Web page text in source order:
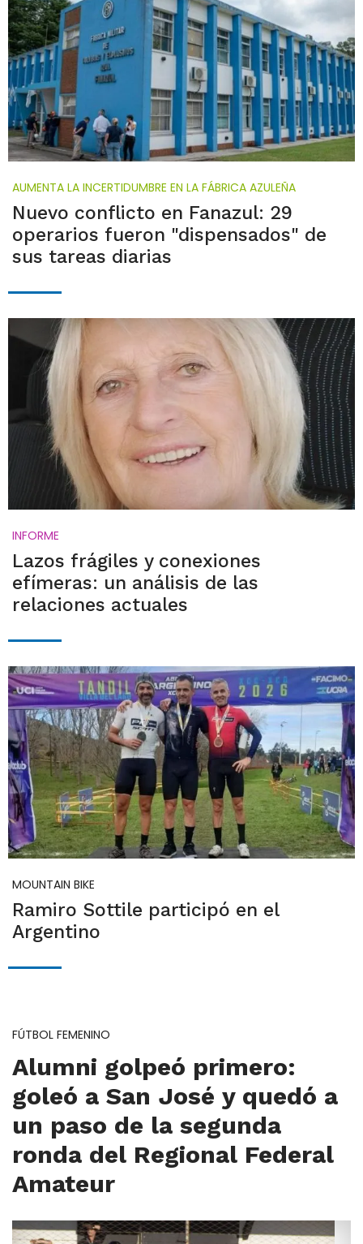
AUMENTA LA INCERTIDUMBRE EN LA FÁBRICA AZULEÑA
Nuevo conflicto en Fanazul: 29
operarios fueron "dispensados" de
sus tareas diarias
INFORME
Lazos frágiles y conexiones
efímeras: un análisis de las
relaciones actuales
MOUNTAIN BIKE
Ramiro Sottile participó en el
Argentino
FÚTBOL FEMENINO
Alumni golpeó primero:
goleó a San José y quedó a
un paso de la segunda
ronda del Regional Federal
Amateur